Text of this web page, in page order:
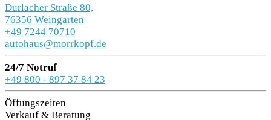
Durlacher Straße 80,
76356 Weingarten
+49 7244 70710
autohaus@morrkopf.de
24/7 Notruf
+49 800 - 897 37 84 23
Öffungszeiten
Verkauf & Beratung